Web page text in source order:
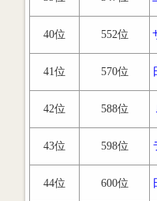
40位 552位
41位 570位
42位 588位
43位 598位
44位 600位